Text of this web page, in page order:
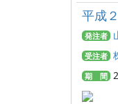
平成
発注者
受注者
期 間